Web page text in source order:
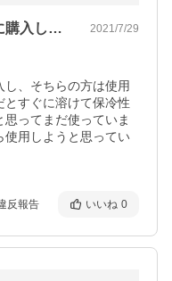
クールバーハードの方も同時に購入し、そ… 2021/7/29
、そちらの方は使用
とすぐに溶けて保冷性
ってまだ使っていま
使用しようと思ってい
反報告 いいね 0